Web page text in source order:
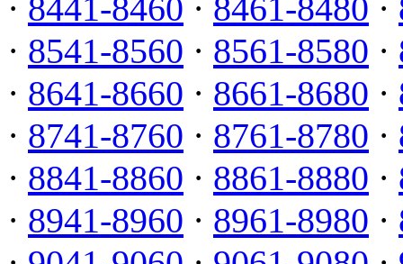
· 8441-8460 · 8461-8480 ·
· 8541-8560 · 8561-8580 ·
· 8641-8660 · 8661-8680 ·
· 8741-8760 · 8761-8780 ·
· 8841-8860 · 8861-8880 ·
· 8941-8960 · 8961-8980 ·